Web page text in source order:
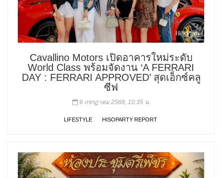
Cavallino Motors เปิดอาคารใหม่ระดับ
World Class พร้อมจัดงาน ‘A FERRARI
DAY : FERRARI APPROVED’ สุดเอ็กซ์คลู
ซีฟ
9 กรกฎาคม 2568, 10:35 น.
LIFESTYLE HISOPARTY REPORT